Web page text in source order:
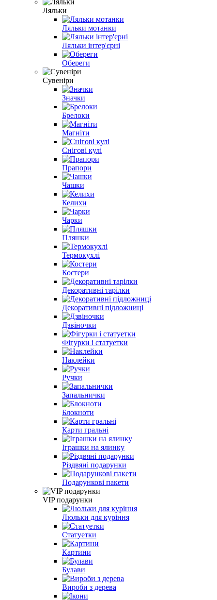
Ляльки
Ляльки мотанки
Ляльки інтер'єрні
Обереги
Сувеніри
Значки
Брелоки
Магніти
Снігові кулі
Прапори
Чашки
Келихи
Чарки
Пляшки
Термокухлі
Костери
Декоративні тарілки
Декоративні підложниці
Дзвіночки
Фігурки і статуетки
Наклейки
Ручки
Запальнички
Блокноти
Карти гральні
Іграшки на ялинку
Різдвяні подарунки
Подарункові пакети
VIP подарунки
Люльки для куріння
Статуетки
Картини
Булави
Вироби з дерева